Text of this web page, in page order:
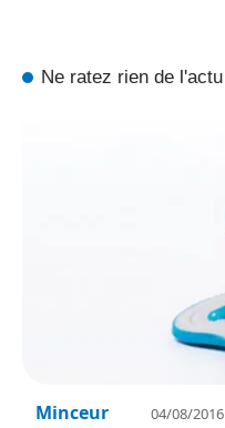
Ne ratez rien de l'actu
Minceur 04/08/2016